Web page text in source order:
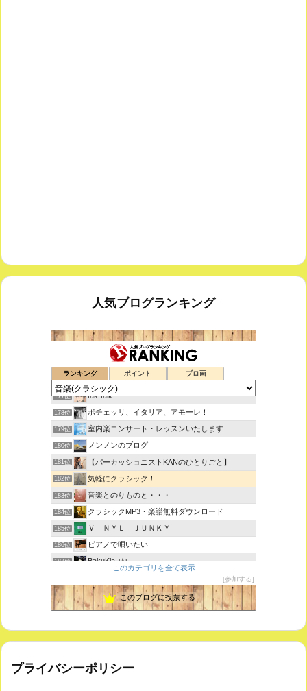
人気ブログランキング
ランキング ポイント ブロ画
鑑賞空間・忘れられない作品
176位 思えば遠くへ来たもんだ
177位 tak-talk
178位 ボチェッリ、イタリア、アモーレ！
179位 室内楽コンサート・レッスンいたします
180位 ノンノンのブログ
181位 【パーカッショニストKANのひとりごと】
182位 気軽にクラシック！
183位 音楽とのりものと・・・
184位 クラシックMP3・楽譜無料ダウンロード
185位 ＶＩＮＹＬ ＪＵＮＫＹ
186位 ピアノで唄いたい
187位 BakuKla +*+
189位 ときどき書きます♪
このカテゴリを全て表示
参加する
このブログに投票する
プライバシーポリシー